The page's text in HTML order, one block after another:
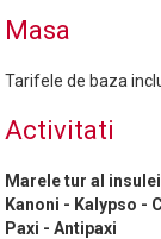
Masa
Tarifele de baza
Activitati
Marele tur al
Kanoni - Kalypso -
Paxi - Antipaxi